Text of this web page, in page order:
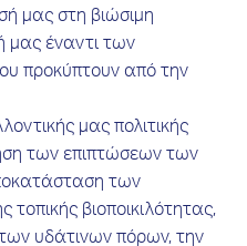
μας στη βιώσιμη
μας έναντι των
προκύπτουν από την
μας πολιτικής
των επιπτώσεων των
των
βιοποικιλότητας,
των υδάτινων πόρων, την